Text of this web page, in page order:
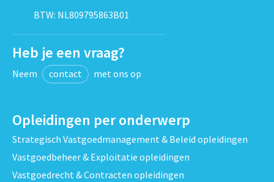
BTW: NL809795863B01
Heb je een vraag?
Neem contact met ons op
Opleidingen per onderwerp
Strategisch Vastgoedmanagement & Beleid opleidingen
Vastgoedbeheer & Exploitatie opleidingen
Vastgoedrecht & Contracten opleidingen